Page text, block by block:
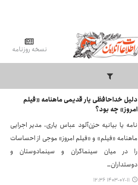
نسخه روزنامه
دلیل خداحافظی یار قدیمی ماهنامه «فیلم
امروز» چه بود؟
نامه یا بیانیه حزن‌آلود عباس یاری، مدیر اجرایی
ماهنامه «فیلم» و «فیلم امروز» موجی از احساسات
را در میان سینماگران و سینمادوستان و
دوستداران…
۱۴۰۳-۰۷-۱۱ ۱۲:۳۶